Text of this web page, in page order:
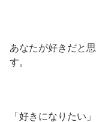
あなたが好きだと
す。
「好きになりたい